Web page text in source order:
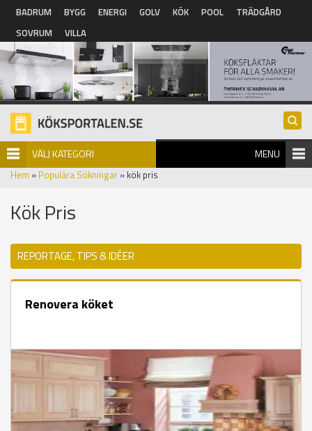
Hoppa till huvudinnehåll
BADRUM BYGG ENERGI GOLV KÖK POOL
TRÄDGÅRD
SOVRUM
VILLA
VÄLJ KATEGORI MENU
Hem » Populära Sökningar » kök pris
Kök Pris
REPORTAGE, TIPS & IDÉER
Renovera köket